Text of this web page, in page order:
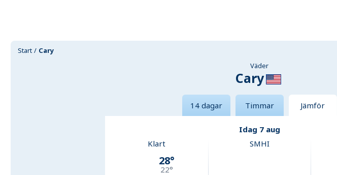
Start Cary
Väder
Cary
14 dagar Timmar Jämför
Idag 7 aug
Klart
28°
22°
SMHI